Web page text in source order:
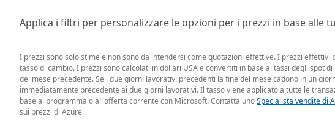
Applica i filtri per personalizzare le opzioni per i prezzi in base alle
I prezzi sono solo stime e non sono da intendersi come quotazioni effettive. I prezzi
tasso di cambio. I prezzi sono calcolati in dollari USA e convertiti in base ai tassi degli
del mese precedente. Se i due giorni lavorativi precedenti la fine del mese cadono in un
immediatamente precedente ai due giorni lavorativi. Il tasso viene applicato a tutte le
base al programma o all'offerta corrente con Microsoft. Contatta unoSpecialista vendite di
sui prezzi di Azure.